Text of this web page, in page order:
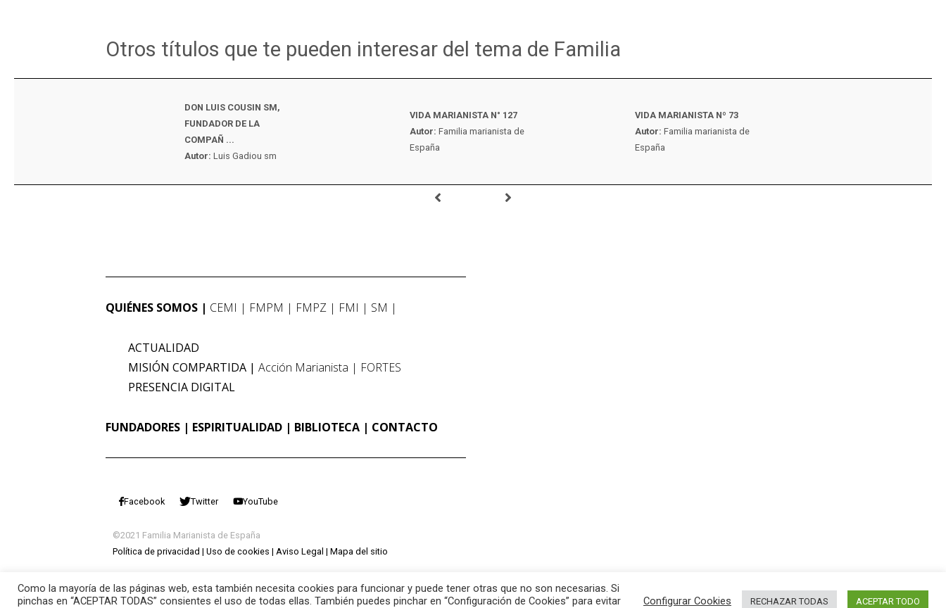
Otros títulos que te pueden interesar del tema de Familia
DON LUIS COUSIN SM,
FUNDADOR DE LA
COMPAÑ ...
Autor: Luis Gadiou sm
VIDA MARIANISTA N° 127
Autor: Familia marianista de
España
VIDA MARIANISTA Nº 73
Autor: Familia marianista de
España
QUIÉNES SOMOS CEMI FMPM FMPZ FMI SM
ACTUALIDAD
MISIÓN COMPARTIDA
Acción Marianista
FORTES
PRESENCIA DIGITAL
FUNDADORES ESPIRITUALIDAD BIBLIOTECA CONTACTO
Facebook Twitter YouTube
©2021 Familia Marianista de España
Política de privacidad
Uso de cookies Aviso Legal Mapa del sitio
Como la mayoría de las páginas web, esta también necesita cookies para funcionar y puede tener otras que no son necesarias. Si
pinchas en “ACEPTAR TODAS” consientes el uso de todas ellas. También puedes pinchar en “Configuración de Cookies” para evitar
Configurar Cookies RECHAZAR TODAS ACEPTAR TODO